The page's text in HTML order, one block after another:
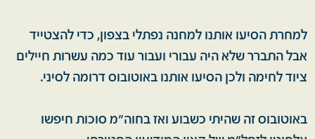
למחרת הסיעו אותנו למחנה נפתלי בצפון, כדי להצטייד
אבל התברר שלא היה עבורי ועבור עוד כמה עשרות חיילים
ציוד לחימה ולכן הסיעו אותנו באוטובוס דרומה לסיני.
באוטובוס זה שהיתי כשבוע ואז בחוה"מ סוכות חיפשו